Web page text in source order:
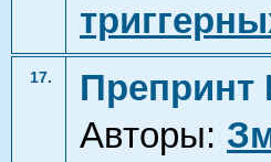
17.
Авторы: